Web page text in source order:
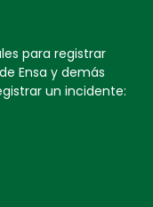
para registrar
Ensa y demás
un incidente: